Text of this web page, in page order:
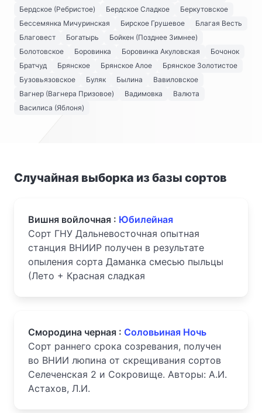
Бердское (Ребристое)
Бердское Сладкое
Беркутовское
Бессемянка Мичуринская
Бирское Грушевое
Благая Весть
Благовест
Богатырь
Бойкен (Позднее Зимнее)
Болотовское
Боровинка Боровинка Акуловская
Бочонок
Братчуд
Брянское Брянское Алое
Брянское Золотистое
Бузовьязовское
Буляк Былина
Вавиловское
Вагнер (Вагнера Призовое)
Вадимовка
Валюта
Василиса (Яблоня)
Случайная выборка из базы сортов
Вишня войлочная : Юбилейная
Сорт ГНУ Дальневосточная опытная
станция ВНИИР получен в результате
опыления сорта Даманка смесью пыльцы
(Лето + Красная сладкая
Смородина черная : Соловьиная Ночь
Сорт раннего срока созревания, получен
во ВНИИ люпина от скрещивания сортов
Селеченская 2 и Сокровище. Авторы: А.И.
Астахов, Л.И.